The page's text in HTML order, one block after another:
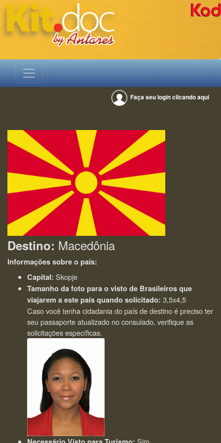
Faça seu login clicando aqui
Destino: Macedônia
Informações sobre o país:
Capital: Skopje
Tamanho da foto para o visto de Brasileiros que
viajarem a este país quando solicitado: 3,5x4,5
Caso você tenha cidadania do país de destino é preciso ter
seu passaporte atualizado no consulado, verifique as
solicitações específicas.